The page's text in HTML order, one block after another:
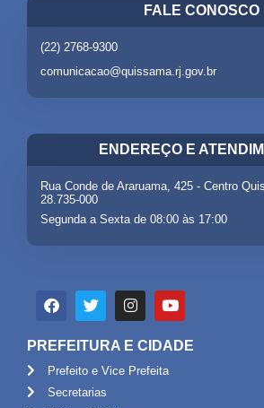
FALE CONOSCO
(22) 2768-9300
comunicacao@quissama.rj.gov.br
ENDEREÇO E
Rua Conde de Araruama, 425 - Centro
28.735-000
Segunda a Sexta de 08:00 às 17:00
PREFEITURA E CIDADE
Prefeito e Vice Prefeita
Secretarias